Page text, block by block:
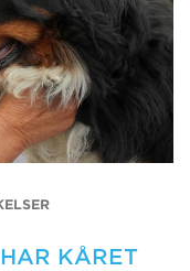
KÅRET